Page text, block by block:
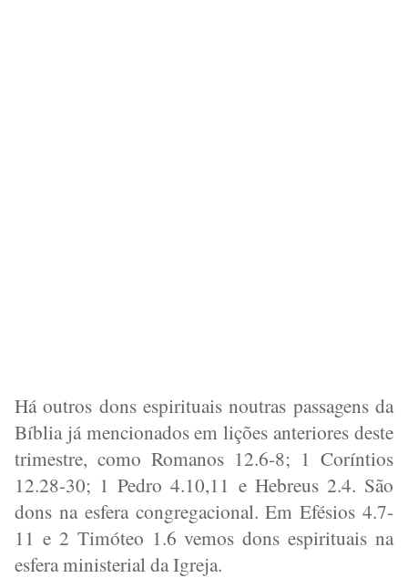
Há outros dons espirituais noutras passagens da
Bíblia já mencionados em lições anteriores deste
trimestre, como Romanos 12.6-8; 1 Coríntios
12.28-30; 1 Pedro 4.10,11 e Hebreus 2.4. São
dons na esfera congregacional. Em Efésios 4.7-
11 e 2 Timóteo 1.6 vemos dons espirituais na
esfera ministerial da Igreja.